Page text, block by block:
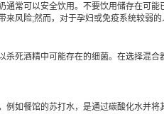
通常可以安全饮用。不要饮用储存在可
来风险;然而，对于孕妇或免疫系统较弱
杀死酒精中可能存在的细菌。在选择混
例如餐馆的苏打水，是通过碳酸化水并